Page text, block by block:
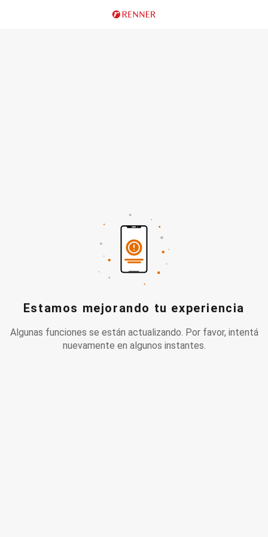
Estamos mejorando tu experiencia
Algunas funciones se están actualizando. Por favor, intentá
nuevamente en algunos instantes.